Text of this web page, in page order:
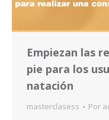
Empiezan las
pie para los
natación
masterclasess Por